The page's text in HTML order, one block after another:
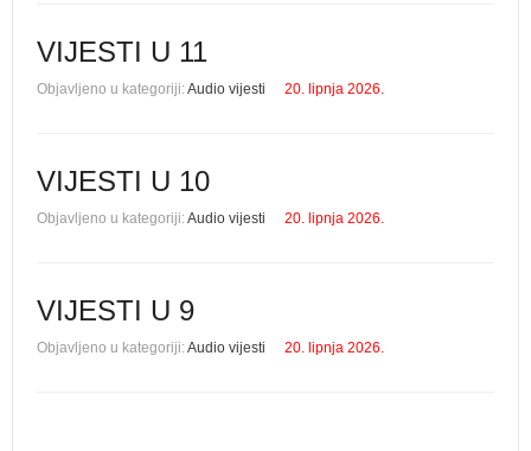
VIJESTI U 11
Objavljeno u kategoriji:Audio vijesti 20. lipnja 2026.
VIJESTI U 10
Objavljeno u kategoriji:Audio vijesti 20. lipnja 2026.
VIJESTI U 9
Objavljeno u kategoriji:Audio vijesti 20. lipnja 2026.